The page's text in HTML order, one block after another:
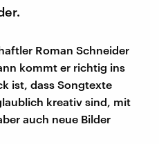
Roman Schneider
kommt er richtig ins
ist, dass Songtexte
kreativ sind, mit
auch neue Bilder